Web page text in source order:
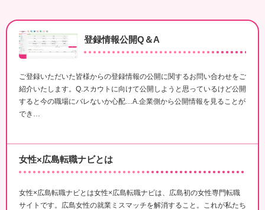
登録情報公開Q＆A
ご登録いただいた皆様からの登録情報の公開に関するお問い合わせをご
紹介いたします。Q.スカウトに向けて公開しようと思っているけど公開
すると今の職場にバレないか心配…A.企業側から公開情報を見ることが
でき…
女性×広島転職ナビとは
女性×広島転職ナビとは女性×広島転職ナビは、広島初の女性専門転職
サイトです。広島女性の就業ミスマッチを解消すること。これが私たち